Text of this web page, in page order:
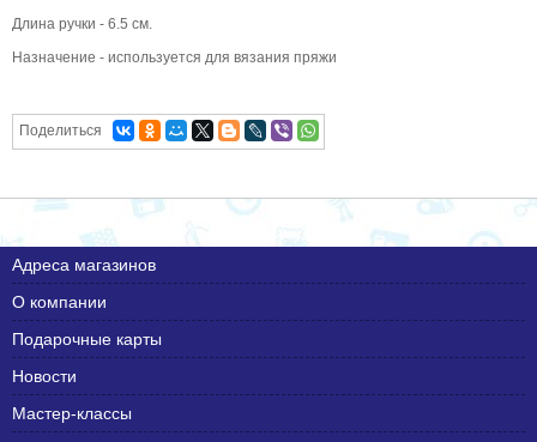
Длина ручки - 6.5 см.
Назначение - используется для вязания пряжи
Поделиться
Адреса магазинов
О компании
Подарочные карты
Новости
Мастер-классы